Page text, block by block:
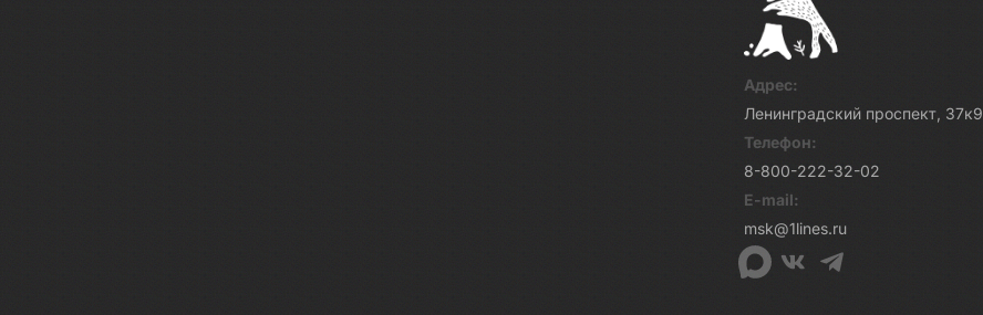
Адрес:
Ленинградский проспект, 37к9
Телефон:
8-800-222-32-02
E-mail:
msk@1lines.ru